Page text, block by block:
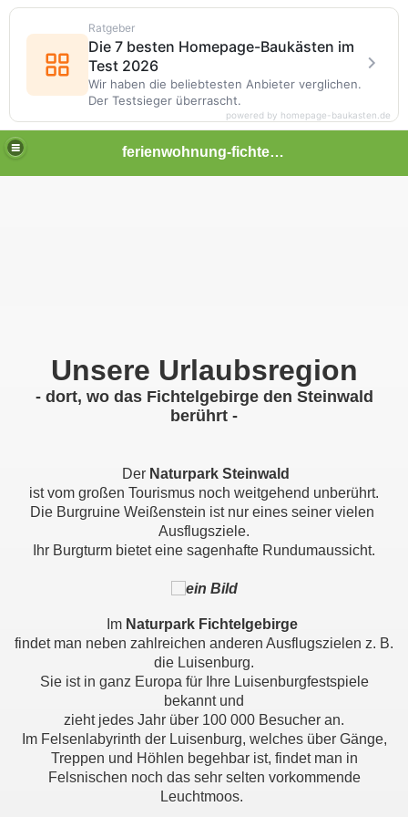
ferienwohnung-fichtelgebirge
Unsere Urlaubsregion
- dort, wo das Fichtelgebirge den Steinwald
berührt -
Der Naturpark Steinwald
ist vom großen Tourismus noch weitgehend unberührt.
Die Burgruine Weißenstein ist nur eines seiner vielen
Ausflugsziele.
Ihr Burgturm bietet eine sagenhafte Rundumaussicht.
Im Naturpark Fichtelgebirge
findet man neben zahlreichen anderen Ausflugszielen z. B.
die Luisenburg.
Sie ist in ganz Europa für Ihre Luisenburgfestspiele
bekannt und
ziehtjedes Jahr über 100 000 Besucher an.
ImFelsenlabyrinth der Luisenburg, welches über Gänge,
Treppen und Höhlen begehbar ist, findet man in
Felsnischen noch das sehr selten vorkommende
Leuchtmoos.
Ratgeber
Die 7 besten Homepage-Baukästen im
Test 2026
Wir haben die beliebtesten Anbieter verglichen.
Der Testsieger überrascht.
powered by homepage-baukasten.de